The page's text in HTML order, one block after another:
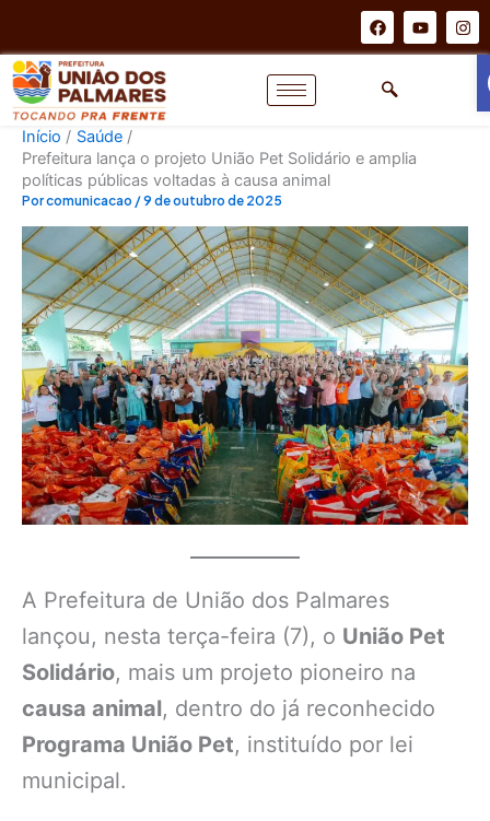
conteúdo
F
a
c
b
o
Y
o
u
I
n
s
Início
Saúde
Prefeitura lança o projeto União Pet Solidário e amplia
políticas públicas voltadas à causa animal
Porcomunicacao /9 de outubro de 2025
A Prefeitura de União dos Palmares
lançou, nesta terça-feira (7), o União Pet
Solidário, mais um projeto pioneiro na
causa animal, dentro do já reconhecido
Programa União Pet, instituído por lei
municipal.